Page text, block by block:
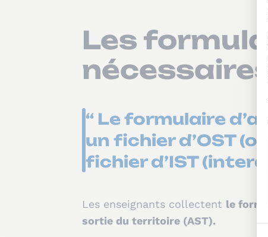
Les
“ Le formulaire
un fichier d’OST
fichier d’IST
Les enseignants collectent le
sortie du territoire (AST).